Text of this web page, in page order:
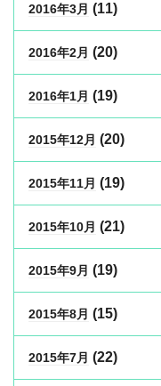
2016年3月 (11)
2016年2月 (20)
2016年1月 (19)
2015年12月 (20)
2015年11月 (19)
2015年10月 (21)
2015年9月 (19)
2015年8月 (15)
2015年7月 (22)